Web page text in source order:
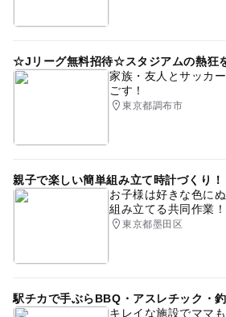
☆Jリーグ無料招待☆スタジアムの熱狂
家族・友人とサッカ
ごす！
東京都調布市
親子で楽しい簡単組み立て時計づくり！
お子様は好きな色に
組み立てる共同作業！
東京都墨田区
駅チカで手ぶらBBQ・アスレチック・
キレイな施設でママ